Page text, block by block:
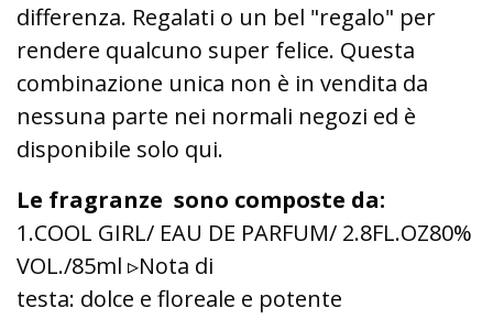
differenza. Regalati o un bel "regalo" per
rendere qualcuno super felice. Questa
combinazione unica non è in vendita da
nessuna parte nei normali negozi ed è
disponibile solo qui.
Le fragranze sono composte da:
1.COOL GIRL/ EAU DE PARFUM/ 2.8FL.OZ80%
VOL./85ml ▹Nota di
testa: dolce e floreale e potente